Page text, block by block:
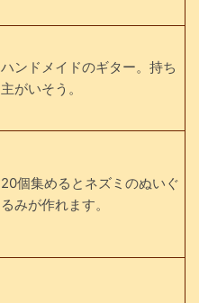
ハンドメイドのギター。持ち
主がいそう。
20個集めるとネズミのぬいぐ
るみが作れます。